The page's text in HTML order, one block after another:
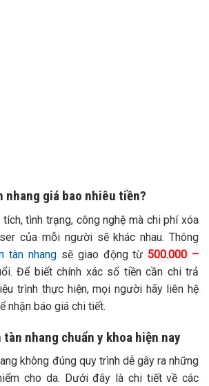
nhang giá bao nhiêu tiền?
tình trạng, công nghệ mà chi phí xóa
của mỗi người sẽ khác nhau. Thông
tàn nhang sẽ giao động từ 500.000 –
Để biết chính xác số tiền cần chi trả
trình thực hiện, mọi người hãy liên hệ
nhận báo giá chi tiết.
nhang chuẩn y khoa hiện nay
không đúng quy trình dễ gây ra những
cho da. Dưới đây là chi tiết về các